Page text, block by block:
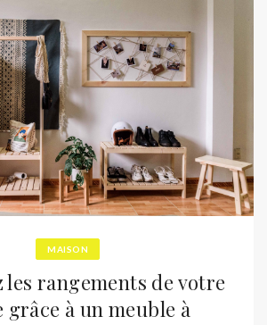
MAISON
rangements de votre
grâce à un meuble à